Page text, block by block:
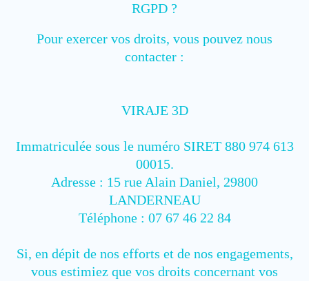
RGPD ?
Pour exercer vos droits, vous pouvez nous
contacter :
VIRAJE 3D
Immatriculée sous le numéro SIRET 880 974 613
00015.
Adresse : 15 rue Alain Daniel, 29800
LANDERNEAU
Téléphone : 07 67 46 22 84
Si, en dépit de nos efforts et de nos engagements,
vous estimiez que vos droits concernant vos